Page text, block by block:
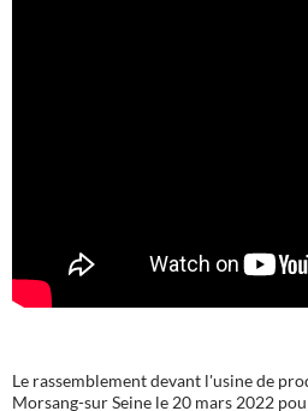
Le rassemblement devant l'usine de
Morsang-sur Seine le 20 mars 2022